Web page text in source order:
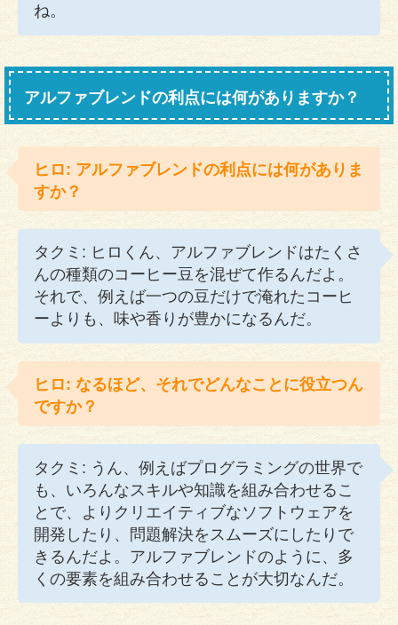
ね。
アルファブレンドの利点には何がありますか？
ヒロ: アルファブレンドの利点には何がありま
すか？
タクミ: ヒロくん、アルファブレンドはたくさ
んの種類のコーヒー豆を混ぜて作るんだよ。
それで、例えば一つの豆だけで淹れたコーヒ
ーよりも、味や香りが豊かになるんだ。
ヒロ: なるほど、それでどんなことに役立つん
ですか？
タクミ: うん、例えばプログラミングの世界で
も、いろんなスキルや知識を組み合わせるこ
とで、よりクリエイティブなソフトウェアを
開発したり、問題解決をスムーズにしたりで
きるんだよ。アルファブレンドのように、多
くの要素を組み合わせることが大切なんだ。